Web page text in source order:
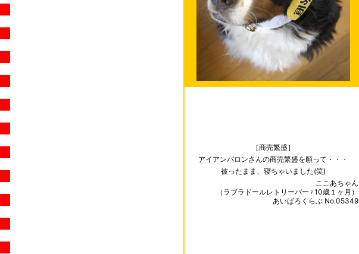
［商売繁盛］
アイアンバロンさんの商売繁盛を願って・・・
被ったまま、寝ちゃいました(笑)
ここあちゃん
（ラブラドールレトリーバー♀10歳１ヶ月）
あいばろくらぶ No.05349